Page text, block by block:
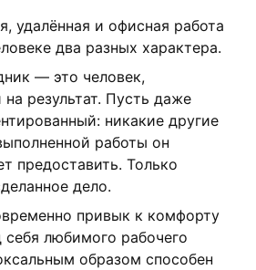
удалённая и офисная работа
два разных характера.
— это человек,
результат. Пусть даже
никакие другие
работы он
предоставить. Только
дело.
привык к комфорту
себя любимого рабочего
образом способен